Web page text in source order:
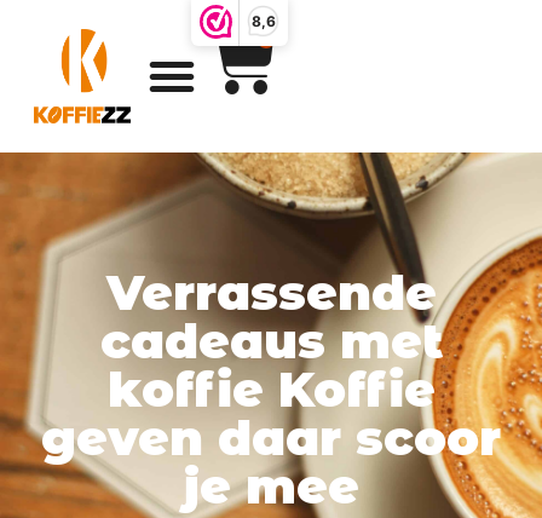
8,6
0
Verrassende
cadeaus met
koffie Koffie
geven daar scoor
je mee